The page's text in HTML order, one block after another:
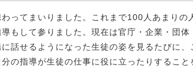
ってまいりました。これまで100人あまりの
もして参りました。現在は官庁・企業・団
話せるようになった生徒の姿を見るたびに
の指導が生徒の仕事に役に立ったりするこ